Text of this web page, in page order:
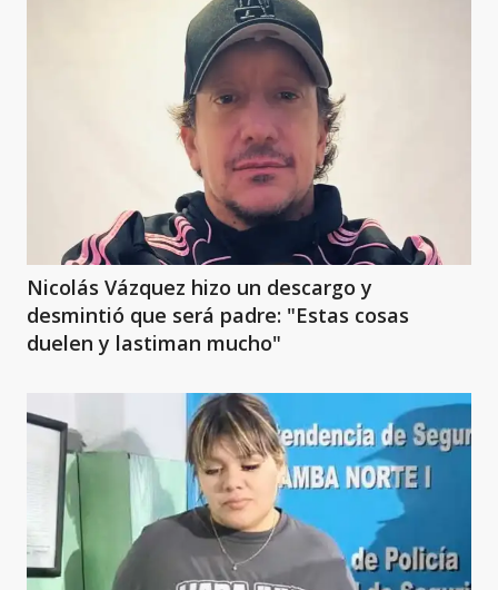
Nicolás Vázquez hizo un descargo y
desmintió que será padre: "Estas cosas
duelen y lastiman mucho"